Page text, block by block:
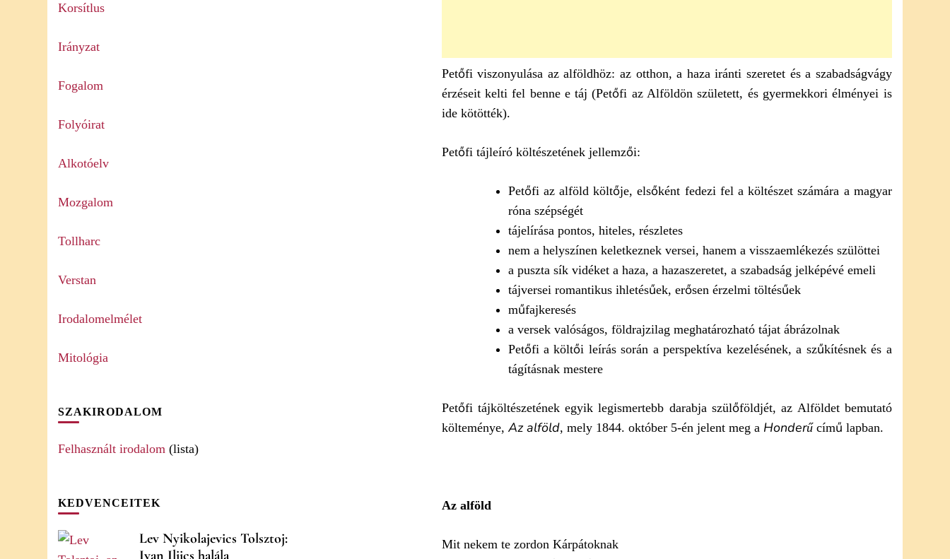
Petőfi viszonyulása az alföldhöz: az otthon, a haza iránti szeretet és a szabadságvágy
érzéseit kelti fel benne e táj (Petőfi az Alföldön született, és gyermekkori élményei is
ide kötötték).
Petőfi tájleíró költészetének jellemzői:
Petőfi az alföld költője, elsőként fedezi fel a költészet számára a magyar
róna szépségét
tájelírása pontos, hiteles, részletes
nem a helyszínen keletkeznek versei, hanem a visszaemlékezés szülöttei
a puszta sík vidéket a haza, a hazaszeretet, a szabadság jelképévé emeli
tájversei romantikus ihletésűek, erősen érzelmi töltésűek
műfajkeresés
a versek valóságos, földrajzilag meghatározható tájat ábrázolnak
Petőfi a költői leírás során a perspektíva kezelésének, a szűkítésnek és a
tágításnak mestere
Petőfi tájköltészetének egyik legismertebb darabja szülőföldjét, az Alföldet bemutató
költeménye, Az alföld, mely 1844. október 5-én jelent meg a Honderűcímű lapban.
Az alföld
Mit nekem te zordon Kárpátoknak
Korsítlus
Irányzat
Fogalom
Folyóirat
Alkotóelv
Mozgalom
Tollharc
Verstan
Irodalomelmélet
Mitológia
SZAKIRODALOM
Felhasznált irodalom (lista)
KEDVENCEITEK
Lev Nyikolajevics Tolsztoj:
Ivan Iljics halála